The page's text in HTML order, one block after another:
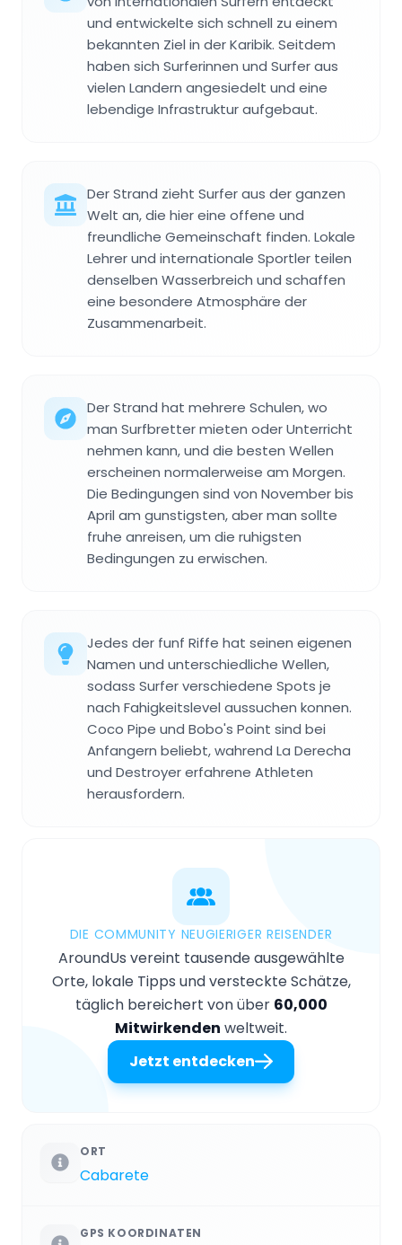
und entwickelte sich schnell zu einem
bekannten Ziel in der Karibik. Seitdem
haben sich Surferinnen und Surfer aus
vielen Landern angesiedelt und eine
lebendige Infrastruktur aufgebaut.
Der Strand zieht Surfer aus der ganzen
Welt an, die hier eine offene und
freundliche Gemeinschaft finden. Lokale
Lehrer und internationale Sportler teilen
denselben Wasserbreich und schaffen
eine besondere Atmosphäre der
Zusammenarbeit.
Der Strand hat mehrere Schulen, wo
man Surfbretter mieten oder Unterricht
nehmen kann, und die besten Wellen
erscheinen normalerweise am Morgen.
Die Bedingungen sind von November bis
April am gunstigsten, aber man sollte
fruhe anreisen, um die ruhigsten
Bedingungen zu erwischen.
Jedes der funf Riffe hat seinen eigenen
Namen und unterschiedliche Wellen,
sodass Surfer verschiedene Spots je
nach Fahigkeitslevel aussuchen konnen.
Coco Pipe und Bobo's Point sind bei
Anfangern beliebt, wahrend La Derecha
und Destroyer erfahrene Athleten
herausfordern.
DIE COMMUNITY NEUGIERIGER REISENDER
AroundUs vereint tausende ausgewählte
Orte, lokale Tipps und versteckte Schätze,
täglich bereichert von über 60,000
Mitwirkenden weltweit.
Jetzt entdecken
ORT
Cabarete
GPS KOORDINATEN